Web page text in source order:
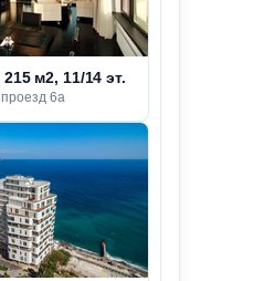
м2, 11/14 эт.
6а